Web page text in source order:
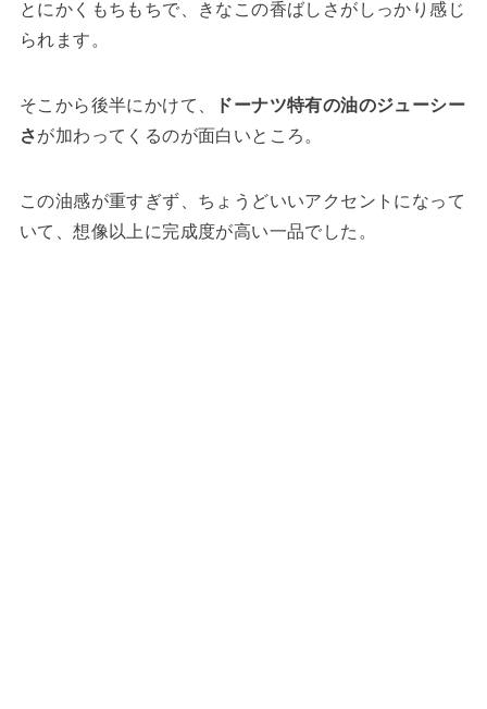
とにかくもちもちで、きなこの香ばしさがしっかり感じ
られます。
そこから後半にかけて、
ドーナツ特有の油のジューシー
さが加わってくるのが面白いところ。
この油感が重すぎず、ちょうどいいアクセントになって
いて、想像以上に完成度が高い一品でした。